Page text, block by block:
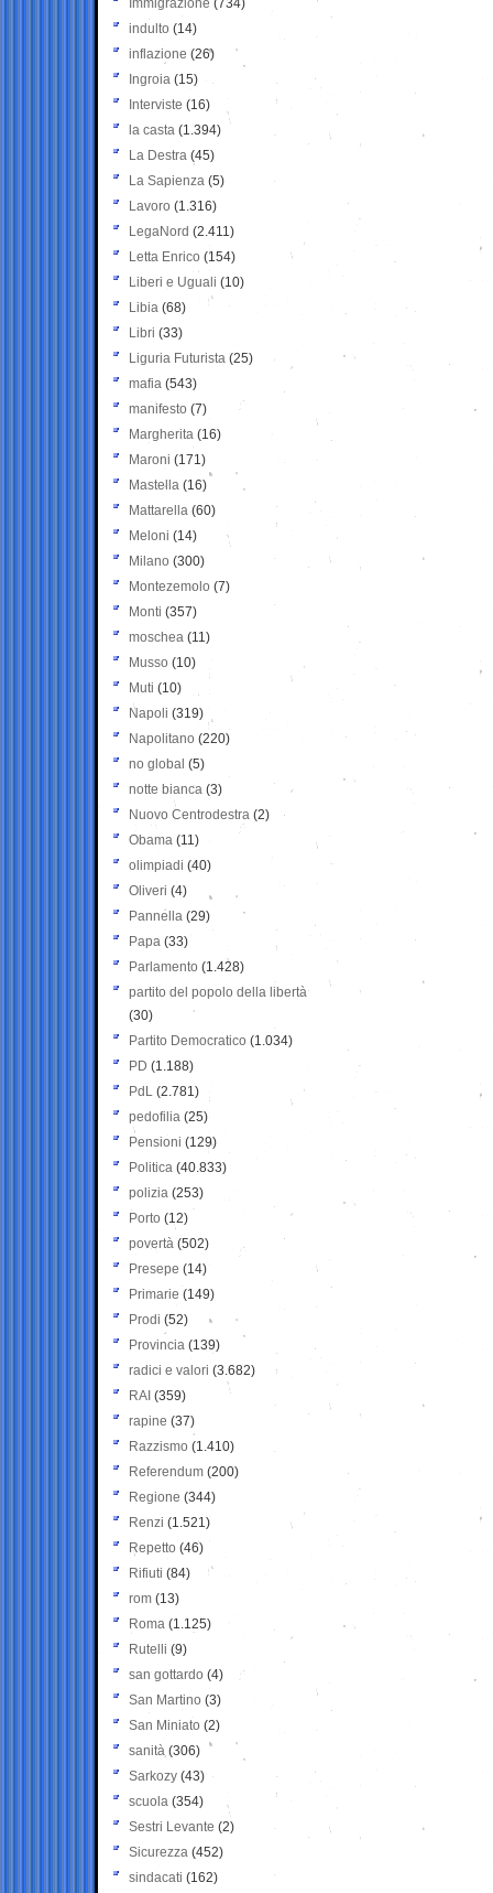
Immigrazione (734)
indulto (14)
inflazione (26)
Ingroia (15)
Interviste (16)
la casta (1.394)
La Destra (45)
La Sapienza (5)
Lavoro (1.316)
LegaNord (2.411)
Letta Enrico (154)
Liberi e Uguali (10)
Libia (68)
Libri (33)
Liguria Futurista (25)
mafia (543)
manifesto (7)
Margherita (16)
Maroni (171)
Mastella (16)
Mattarella (60)
Meloni (14)
Milano (300)
Montezemolo (7)
Monti (357)
moschea (11)
Musso (10)
Muti (10)
Napoli (319)
Napolitano (220)
no global (5)
notte bianca (3)
Nuovo Centrodestra (2)
Obama (11)
olimpiadi (40)
Oliveri (4)
Pannella (29)
Papa (33)
Parlamento (1.428)
partito del popolo della libertà
(30)
Partito Democratico (1.034)
PD (1.188)
PdL (2.781)
pedofilia (25)
Pensioni (129)
Politica (40.833)
polizia (253)
Porto (12)
povertà (502)
Presepe (14)
Primarie (149)
Prodi (52)
Provincia (139)
radici e valori (3.682)
RAI (359)
rapine (37)
Razzismo (1.410)
Referendum (200)
Regione (344)
Renzi (1.521)
Repetto (46)
Rifiuti (84)
rom (13)
Roma (1.125)
Rutelli (9)
san gottardo (4)
San Martino (3)
San Miniato (2)
sanità (306)
Sarkozy (43)
scuola (354)
Sestri Levante (2)
Sicurezza (452)
sindacati (162)